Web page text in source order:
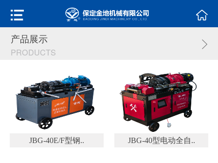
产品展示
PRODUCTS
JBG-40E/F型钢.. JBG-40型电动全自..